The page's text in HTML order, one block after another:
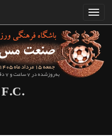
جمعه 15 مرداد ماه 1405
به‌روزشده در 7 ساعت و 7 دقیقه قبل
F.C.